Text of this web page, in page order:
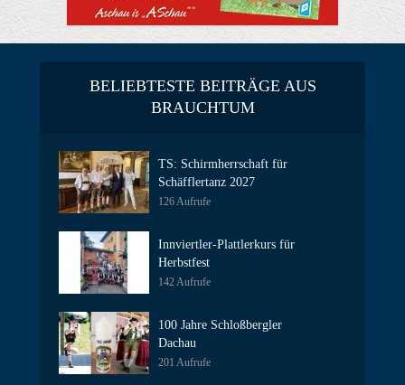
BELIEBTESTE BEITRÄGE AUS
BRAUCHTUM
TS: Schirmherrschaft für
Schäfflertanz 2027
126 Aufrufe
Innviertler-Plattlerkurs für
Herbstfest
142 Aufrufe
100 Jahre Schloßbergler
Dachau
201 Aufrufe